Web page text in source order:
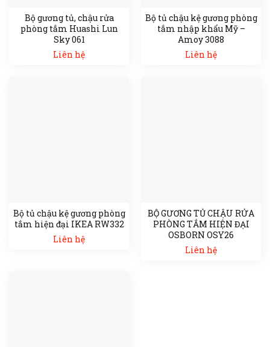
Bộ gương tủ, chậu rửa
phòng tắm Huashi Lun
Sky 061
Liên hệ
Bộ tủ chậu kệ gương phòng
tắm nhập khẩu Mỹ –
Amoy 3088
Liên hệ
Bộ tủ chậu kệ gương phòng
tắm hiện đại IKEA RW332
Liên hệ
BỘ GƯƠNG TỦ CHẬU RỬA
PHÒNG TẮM HIỆN ĐẠI
OSBORN OSY26
Liên hệ